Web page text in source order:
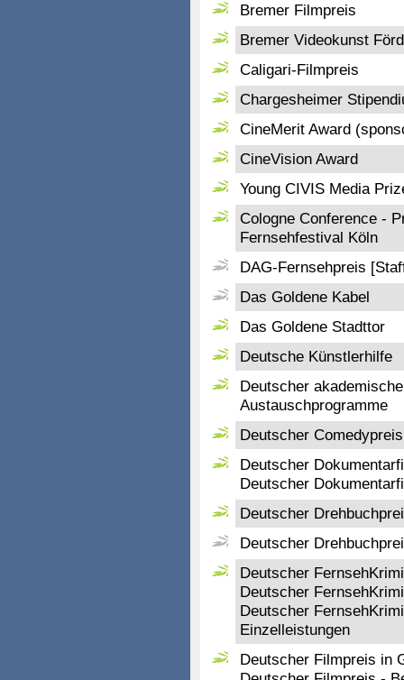
Bremer Filmpreis
Bremer Videokunst
Caligari-Filmpreis
Chargesheimer
CineMerit Award
CineVision Award
Young CIVIS Media
Cologne Conference -
Fernsehfestival Köln
DAG-Fernsehpreis
Das Goldene Kabel
Das Goldene Stadttor
Deutsche Künstlerhilfe
Deutscher
Austauschprogramme
Deutscher
Deutscher
Deutscher
Deutscher
Deutscher
Deutscher
Deutscher
Deutscher
Einzelleistungen
Deutscher Filmpreis in